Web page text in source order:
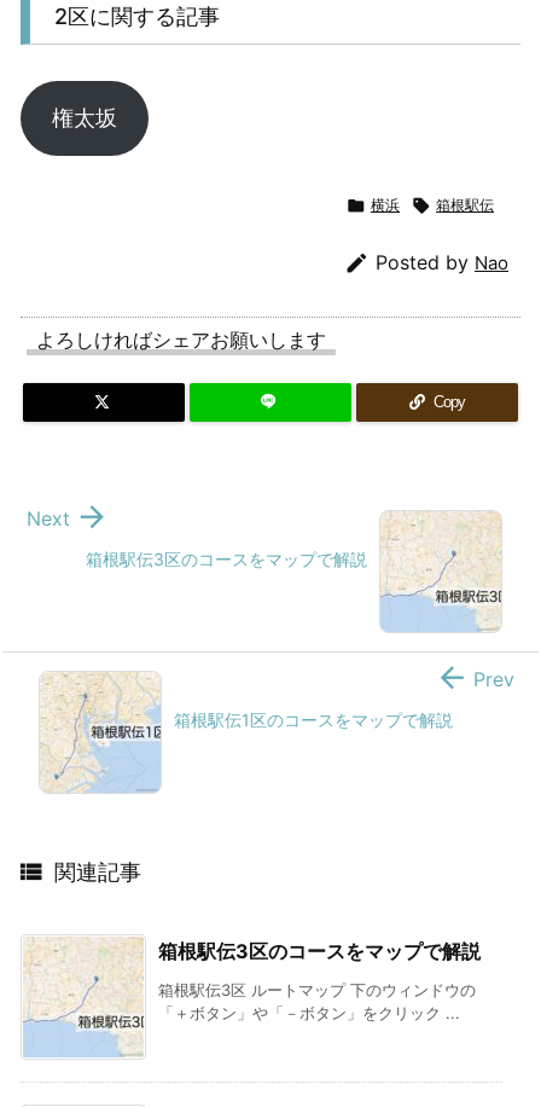
2区に関する記事
権太坂
 横浜  箱根駅伝
 Posted by Nao
よろしければシェアお願いします
Copy
箱根駅伝3区のコースをマップで解説

Next
箱根駅伝1区のコースをマップで解説
 Prev
 関連記事
箱根駅伝3区のコースをマップで解説
箱根駅伝3区 ルートマップ 下のウィンドウの
「＋ボタン」や「－ボタン」をクリック ...